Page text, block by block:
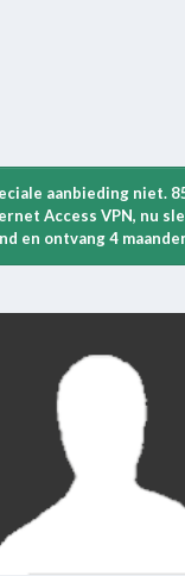
aanbieding niet.
Access VPN, nu
en ontvang 4